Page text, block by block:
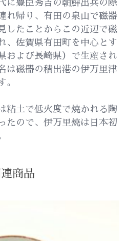
に豊臣秀吉の朝鮮出兵の際
れ帰り、有田の泉山で磁器
したことからこの近辺で磁
、佐賀県有田町を中心とす
および長崎県）で生産され
は磁器の積出港の伊万里津
。
粘土で低火度で焼かれる陶
たので、伊万里焼は日本初
連商品